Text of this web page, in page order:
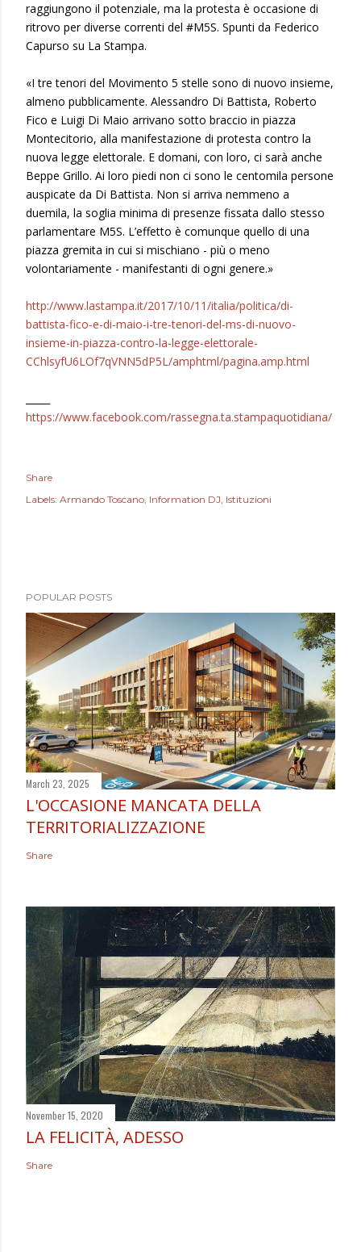
raggiungono il potenziale, ma la protesta è occasione di
ritrovo per diverse correnti del #M5S. Spunti da Federico
Capurso su La Stampa.
«I tre tenori del Movimento 5 stelle sono di nuovo insieme,
almeno pubblicamente. Alessandro Di Battista, Roberto
Fico e Luigi Di Maio arrivano sotto braccio in piazza
Montecitorio, alla manifestazione di protesta contro la
nuova legge elettorale. E domani, con loro, ci sarà anche
Beppe Grillo. Ai loro piedi non ci sono le centomila persone
auspicate da Di Battista. Non si arriva nemmeno a
duemila, la soglia minima di presenze fissata dallo stesso
parlamentare M5S. L’effetto è comunque quello di una
piazza gremita in cui si mischiano - più o meno
volontariamente - manifestanti di ogni genere.»
http://www.lastampa.it/2017/10/11/italia/politica/di-
battista-fico-e-di-maio-i-tre-tenori-del-ms-di-nuovo-
insieme-in-piazza-contro-la-legge-elettorale-
CChlsyfU6LOf7qVNN5dP5L/amphtml/pagina.amp.html
https://www.facebook.com/rassegna.ta.stampaquotidiana/
Share
Labels: Armando Toscano Information DJ Istituzioni
POPULAR POSTS
March 23, 2025
L'OCCASIONE MANCATA DELLA
TERRITORIALIZZAZIONE
Share
November 15, 2020
LA FELICITÀ, ADESSO
Share